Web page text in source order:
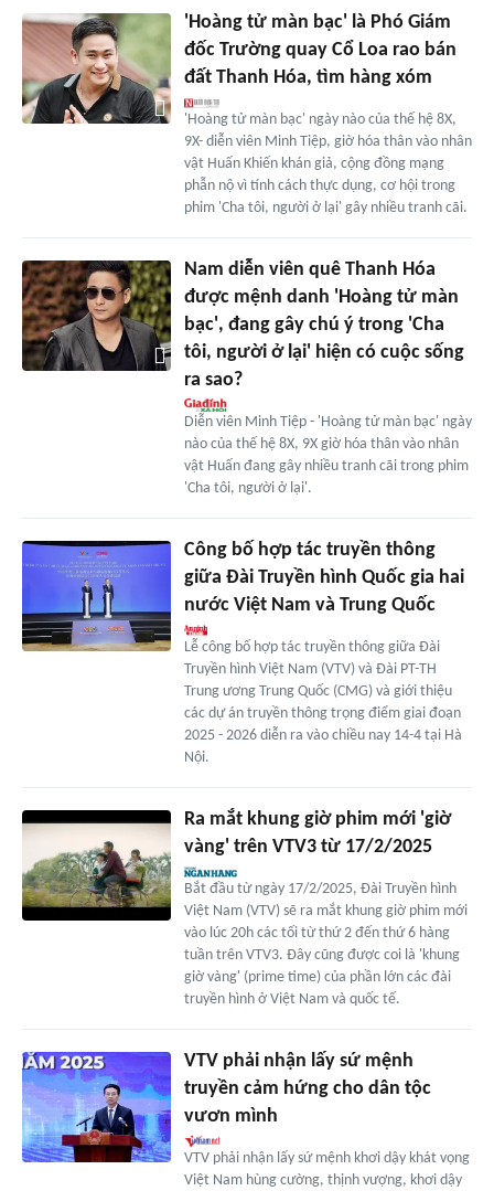
'Hoàng tử màn bạc' là Phó Giám
đốc Trường quay Cổ Loa rao bán
đất Thanh Hóa, tìm hàng xóm
'Hoàng tử màn bạc' ngày nào của thế hệ 8X,
9X- diễn viên Minh Tiệp, giờ hóa thân vào nhân
vật Huấn Khiến khán giả, cộng đồng mạng
phẫn nộ vì tính cách thực dụng, cơ hội trong
phim 'Cha tôi, người ở lại' gây nhiều tranh cãi.
Nam diễn viên quê Thanh Hóa
được mệnh danh 'Hoàng tử màn
bạc', đang gây chú ý trong 'Cha
tôi, người ở lại' hiện có cuộc sống
ra sao?
Diễn viên Minh Tiệp - 'Hoàng tử màn bạc' ngày
nào của thế hệ 8X, 9X giờ hóa thân vào nhân
vật Huấn đang gây nhiều tranh cãi trong phim
'Cha tôi, người ở lại'.
Công bố hợp tác truyền thông
giữa Đài Truyền hình Quốc gia hai
nước Việt Nam và Trung Quốc
Lễ công bố hợp tác truyền thông giữa Đài
Truyền hình Việt Nam (VTV) và Đài PT-TH
Trung ương Trung Quốc (CMG) và giới thiệu
các dự án truyền thông trọng điểm giai đoạn
2025 - 2026 diễn ra vào chiều nay 14-4 tại Hà
Nội.
Ra mắt khung giờ phim mới 'giờ
vàng' trên VTV3 từ 17/2/2025
Bắt đầu từ ngày 17/2/2025, Đài Truyền hình
Việt Nam (VTV) sẽ ra mắt khung giờ phim mới
vào lúc 20h các tối từ thứ 2 đến thứ 6 hàng
tuần trên VTV3. Đây cũng được coi là 'khung
giờ vàng' (prime time) của phần lớn các đài
truyền hình ở Việt Nam và quốc tế.
VTV phải nhận lấy sứ mệnh
truyền cảm hứng cho dân tộc
vươn mình
VTV phải nhận lấy sứ mệnh khơi dậy khát vọng
Việt Nam hùng cường, thịnh vượng, khơi dậy